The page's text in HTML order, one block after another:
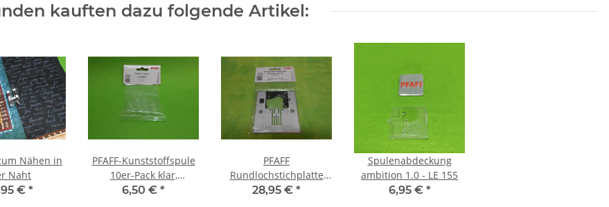
kauften dazu folgende Artikel:
Nähen in
Naht
€ *
PFAFF-Kunststoffspule
10er-Pack klar,
ambition - passport
6,50 € *
PFAFF
Rundlochstichplatte
ambition line 1.0 -
28,95 € *
Spulenabdeckung
ambition 1.0 - LE 155
6,95 € *